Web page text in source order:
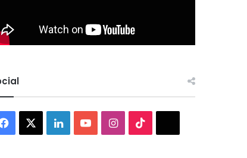
Facebook LinkedInYouTubeInstagram